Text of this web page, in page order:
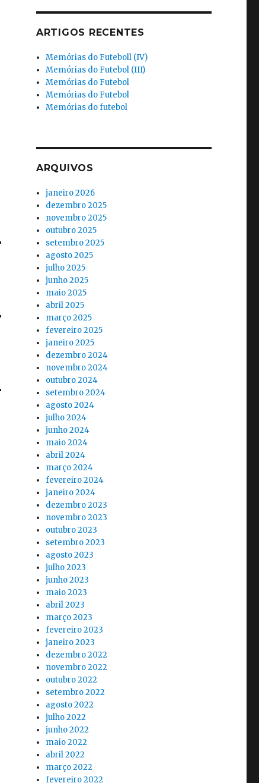
ARTIGOS RECENTES
Memórias do Futeboll (IV)
Memórias do Futebol (III)
Memórias do Futebol
Memórias do Futebol
Memórias do futebol
ARQUIVOS
janeiro 2026
dezembro 2025
novembro 2025
outubro 2025
setembro 2025
agosto 2025
julho 2025
junho 2025
maio 2025
abril 2025
março 2025
fevereiro 2025
janeiro 2025
dezembro 2024
novembro 2024
outubro 2024
setembro 2024
agosto 2024
julho 2024
junho 2024
maio 2024
abril 2024
março 2024
fevereiro 2024
janeiro 2024
dezembro 2023
novembro 2023
outubro 2023
setembro 2023
agosto 2023
julho 2023
junho 2023
maio 2023
abril 2023
março 2023
fevereiro 2023
janeiro 2023
dezembro 2022
novembro 2022
outubro 2022
setembro 2022
agosto 2022
julho 2022
junho 2022
maio 2022
abril 2022
março 2022
fevereiro 2022